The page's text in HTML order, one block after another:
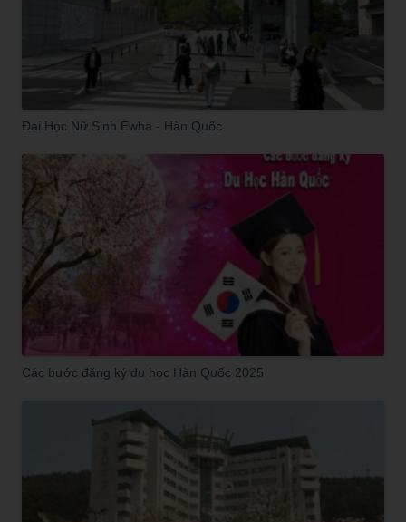
Đại Học Nữ Sinh Ewha - Hàn Quốc
Các bước đăng ký du học Hàn Quốc 2025